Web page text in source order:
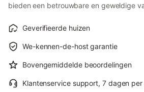
bieden een betrouwbare en geweldige
Geverifieerde huizen
We-kennen-de-host garantie
Bovengemiddelde beoordelingen
Klantenservice support, 7 dagen